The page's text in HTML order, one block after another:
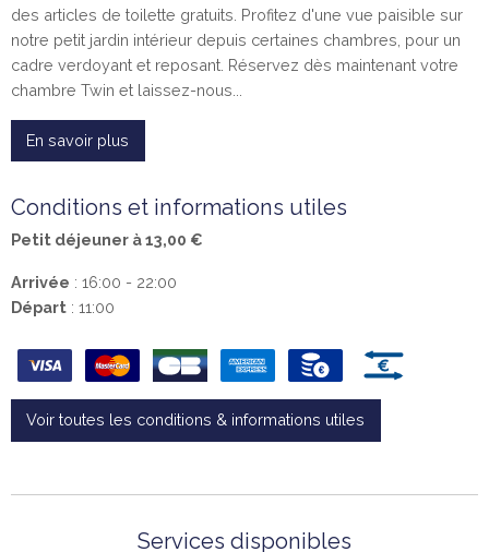
des articles de toilette gratuits. Profitez d'une vue paisible sur
notre petit jardin intérieur depuis certaines chambres, pour un
cadre verdoyant et reposant. Réservez dès maintenant votre
chambre Twin et laissez-nous...
En savoir plus
Conditions et informations utiles
Petit déjeuner à 13,00 €
Arrivée : 16:00 - 22:00
Départ : 11:00
Voir toutes les conditions & informations utiles
Services disponibles